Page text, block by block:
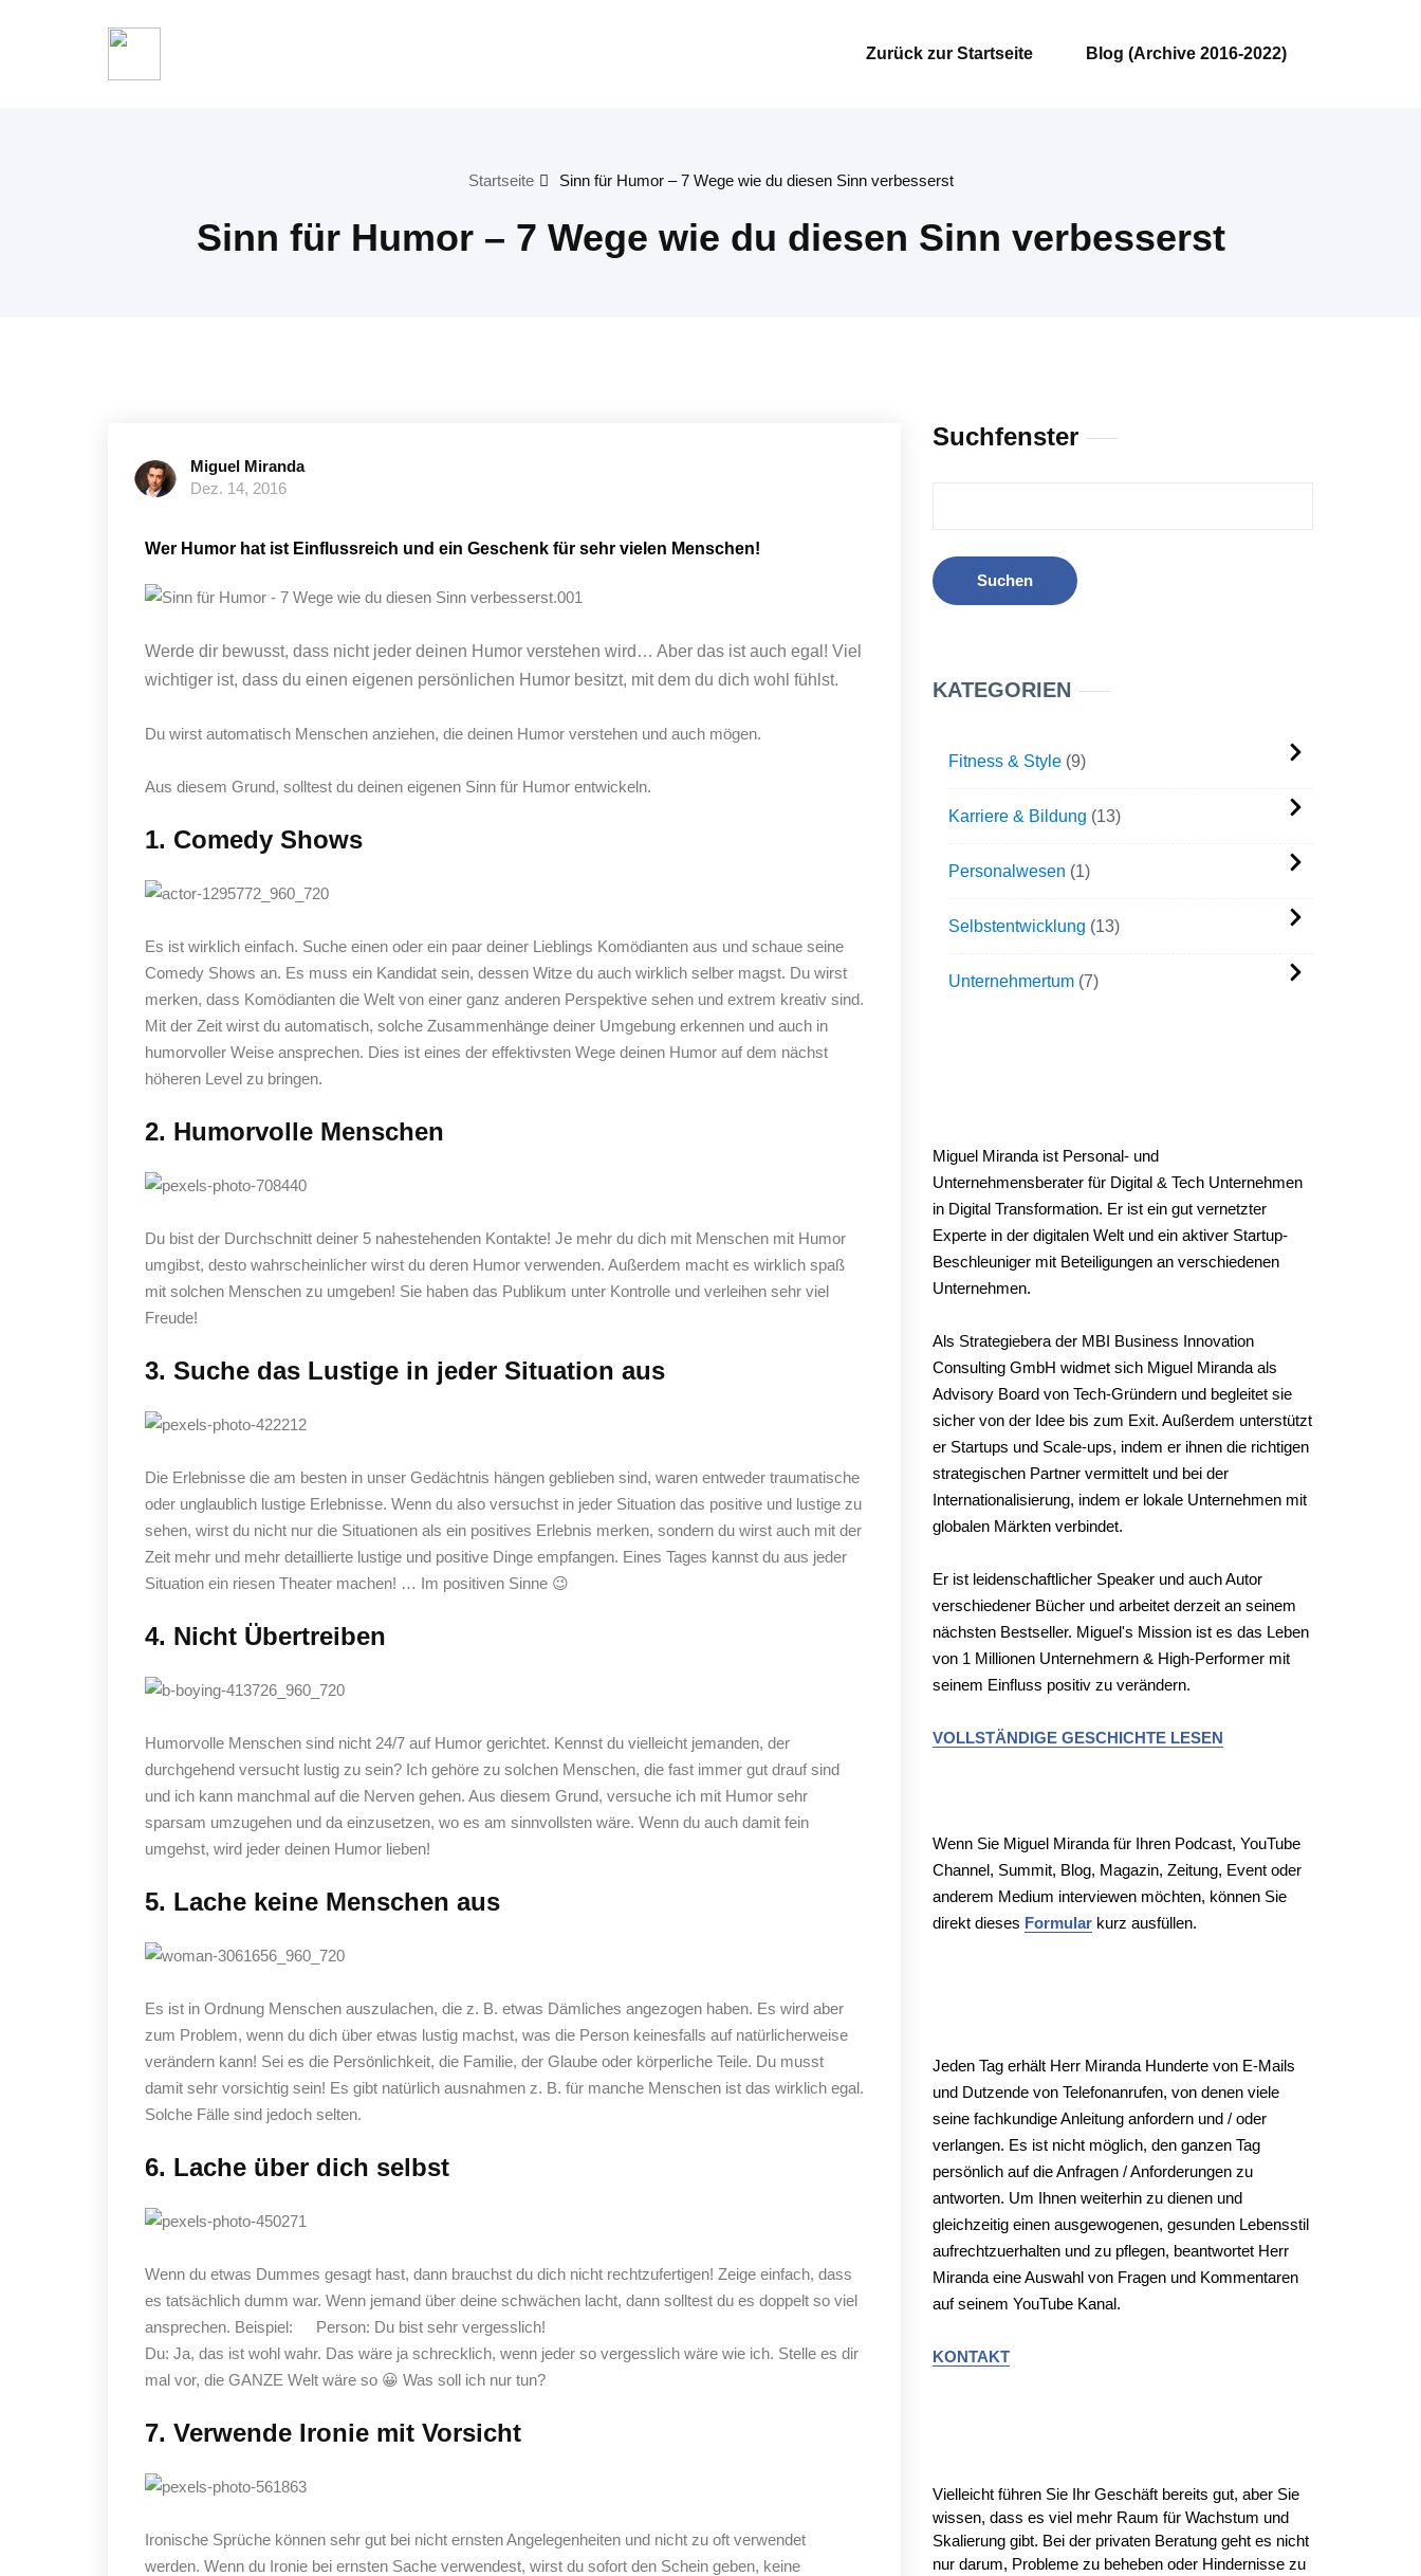
Zurück zur Startseite Blog (Archive 2016-2022)
Startseite Sinn für Humor – 7 Wege wie du diesen Sinn verbesserst
Sinn für Humor – 7 Wege wie du diesen Sinn verbesserst
Miguel Miranda
Dez. 14, 2016
Wer Humor hat ist Einflussreich und ein Geschenk für sehr vielen Menschen!
Werde dir bewusst, dass nicht jeder deinen Humor verstehen wird… Aber das ist auch egal! Viel
wichtiger ist, dass du einen eigenen persönlichen Humor besitzt, mit dem du dich wohl fühlst.
Du wirst automatisch Menschen anziehen, die deinen Humor verstehen und auch mögen.
Aus diesem Grund, solltest du deinen eigenen Sinn für Humor entwickeln.
1. Comedy Shows
Es ist wirklich einfach. Suche einen oder ein paar deiner Lieblings Komödianten aus und schaue seine
Comedy Shows an. Es muss ein Kandidat sein, dessen Witze du auch wirklich selber magst. Du wirst
merken, dass Komödianten die Welt von einer ganz anderen Perspektive sehen und extrem kreativ sind.
Mit der Zeit wirst du automatisch, solche Zusammenhänge deiner Umgebung erkennen und auch in
humorvoller Weise ansprechen. Dies ist eines der effektivsten Wege deinen Humor auf dem nächst
höheren Level zu bringen.
2. Humorvolle Menschen
Du bist der Durchschnitt deiner 5 nahestehenden Kontakte! Je mehr du dich mit Menschen mit Humor
umgibst, desto wahrscheinlicher wirst du deren Humor verwenden. Außerdem macht es wirklich spaß
mit solchen Menschen zu umgeben! Sie haben das Publikum unter Kontrolle und verleihen sehr viel
Freude!
3. Suche das Lustige in jeder Situation aus
Die Erlebnisse die am besten in unser Gedächtnis hängen geblieben sind, waren entweder traumatische
oder unglaublich lustige Erlebnisse. Wenn du also versuchst in jeder Situation das positive und lustige zu
sehen, wirst du nicht nur die Situationen als ein positives Erlebnis merken, sondern du wirst auch mit der
Zeit mehr und mehr detaillierte lustige und positive Dinge empfangen. Eines Tages kannst du aus jeder
Situation ein riesen Theater machen! … Im positiven Sinne 😉
4. Nicht Übertreiben
Humorvolle Menschen sind nicht 24/7 auf Humor gerichtet. Kennst du vielleicht jemanden, der
durchgehend versucht lustig zu sein? Ich gehöre zu solchen Menschen, die fast immer gut drauf sind
und ich kann manchmal auf die Nerven gehen. Aus diesem Grund, versuche ich mit Humor sehr
sparsam umzugehen und da einzusetzen, wo es am sinnvollsten wäre. Wenn du auch damit fein
umgehst, wird jeder deinen Humor lieben!
5. Lache keine Menschen aus
Es ist in Ordnung Menschen auszulachen, die z. B. etwas Dämliches angezogen haben. Es wird aber
zum Problem, wenn du dich über etwas lustig machst, was die Person keinesfalls auf natürlicherweise
verändern kann! Sei es die Persönlichkeit, die Familie, der Glaube oder körperliche Teile. Du musst
damit sehr vorsichtig sein! Es gibt natürlich ausnahmen z. B. für manche Menschen ist das wirklich egal.
Solche Fälle sind jedoch selten.
6. Lache über dich selbst
Wenn du etwas Dummes gesagt hast, dann brauchst du dich nicht rechtzufertigen! Zeige einfach, dass
es tatsächlich dumm war. Wenn jemand über deine schwächen lacht, dann solltest du es doppelt so viel
ansprechen. Beispiel: Person: Du bist sehr vergesslich!
Du: Ja, das ist wohl wahr. Das wäre ja schrecklich, wenn jeder so vergesslich wäre wie ich. Stelle es dir
mal vor, die GANZE Welt wäre so 😀 Was soll ich nur tun?
7. Verwende Ironie mit Vorsicht
Ironische Sprüche können sehr gut bei nicht ernsten Angelegenheiten und nicht zu oft verwendet
werden. Wenn du Ironie bei ernsten Sache verwendest, wirst du sofort den Schein geben, keine
Suchfenster
KATEGORIEN
Fitness & Style 9
Karriere & Bildung 13
Personalwesen 1
Selbstentwicklung 13
Unternehmertum 7
Miguel Miranda ist Personal- und
Unternehmensberater für Digital & Tech Unternehmen
in Digital Transformation. Er ist ein gut vernetzter
Experte in der digitalen Welt und ein aktiver Startup-
Beschleuniger mit Beteiligungen an verschiedenen
Unternehmen.
Als Strategiebera der MBI Business Innovation
Consulting GmbH widmet sich Miguel Miranda als
Advisory Board von Tech-Gründern und begleitet sie
sicher von der Idee bis zum Exit. Außerdem unterstützt
er Startups und Scale-ups, indem er ihnen die richtigen
strategischen Partner vermittelt und bei der
Internationalisierung, indem er lokale Unternehmen mit
globalen Märkten verbindet.
Er ist leidenschaftlicher Speaker und auch Autor
verschiedener Bücher und arbeitet derzeit an seinem
nächsten Bestseller. Miguel's Mission ist es das Leben
von 1 Millionen Unternehmern & High-Performer mit
seinem Einfluss positiv zu verändern.
VOLLSTÄNDIGE GESCHICHTE LESEN
Wenn Sie Miguel Miranda für Ihren Podcast, YouTube
Channel, Summit, Blog, Magazin, Zeitung, Event oder
anderem Medium interviewen möchten, können Sie
direkt dieses Formular kurz ausfüllen.
Jeden Tag erhält Herr Miranda Hunderte von E-Mails
und Dutzende von Telefonanrufen, von denen viele
seine fachkundige Anleitung anfordern und / oder
verlangen. Es ist nicht möglich, den ganzen Tag
persönlich auf die Anfragen / Anforderungen zu
antworten. Um Ihnen weiterhin zu dienen und
gleichzeitig einen ausgewogenen, gesunden Lebensstil
aufrechtzuerhalten und zu pflegen, beantwortet Herr
Miranda eine Auswahl von Fragen und Kommentaren
auf seinem YouTube Kanal.
KONTAKT
Vielleicht führen Sie Ihr Geschäft bereits gut, aber Sie
wissen, dass es viel mehr Raum für Wachstum und
Skalierung gibt. Bei der privaten Beratung geht es nicht
nur darum, Probleme zu beheben oder Hindernisse zu